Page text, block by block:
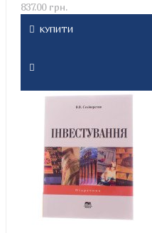
837.00 грн.
КУПИТИ